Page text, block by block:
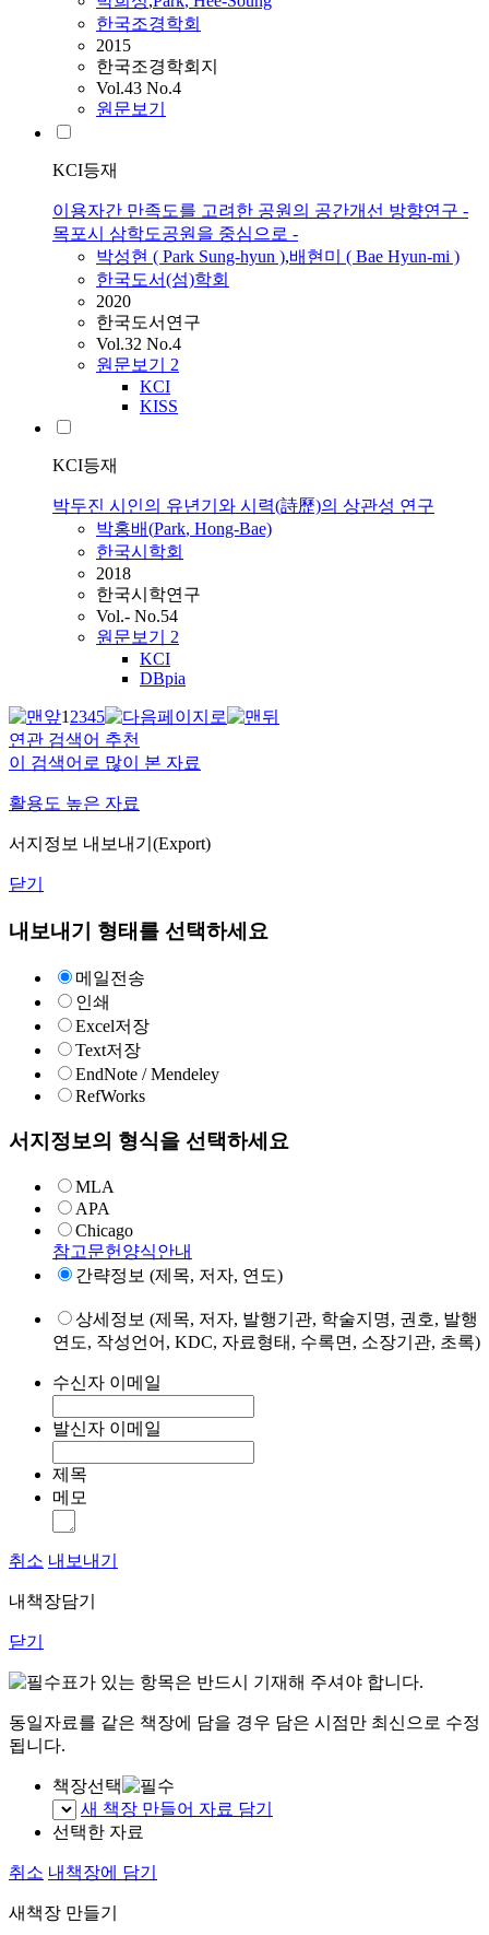
한국조경학회
2015
한국조경학회지
Vol.43 No.4
원문보기
KCI등재
이용자간 만족도를 고려한 공원의 공간개선 방향연구 -
목포시 삼학도공원을 중심으로 -
박성현 ( Park Sung-hyun ),배현미 ( Bae Hyun-mi )
한국도서(섬)학회
2020
한국도서연구
Vol.32 No.4
원문보기 2
KCI
KISS
KCI등재
박두진 시인의 유년기와 시력(詩歷)의 상관성 연구
박홍배(Park, Hong-Bae)
한국시학회
2018
한국시학연구
Vol.- No.54
원문보기 2
KCI
DBpia
12345
연관 검색어 추천
이 검색어로 많이 본 자료
활용도 높은 자료
서지정보 내보내기(Export)
닫기
내보내기 형태를 선택하세요
메일전송
인쇄
Excel저장
Text저장
EndNote / Mendeley
RefWorks
서지정보의 형식을 선택하세요
MLA
APA
Chicago
참고문헌양식안내
간략정보 (제목, 저자, 연도)
상세정보 (제목, 저자, 발행기관, 학술지명, 권호, 발행
연도, 작성언어, KDC, 자료형태, 수록면, 소장기관, 초록)
수신자 이메일
발신자 이메일
제목
메모
취소 내보내기
내책장담기
닫기
표가 있는 항목은 반드시 기재해 주셔야 합니다.
동일자료를 같은 책장에 담을 경우 담은 시점만 최신으로 수정
됩니다.
책장선택
새 책장 만들어 자료 담기
선택한 자료
취소 내책장에 담기
새책장 만들기